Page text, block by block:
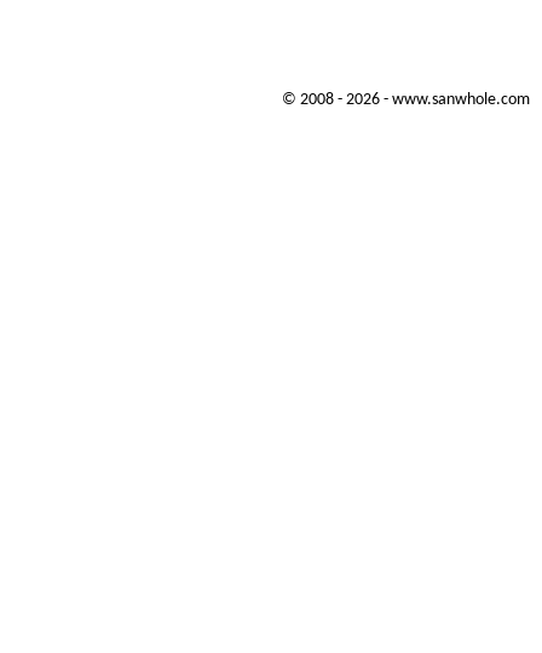
© 2008 - 2026 - www.sanwhole.com